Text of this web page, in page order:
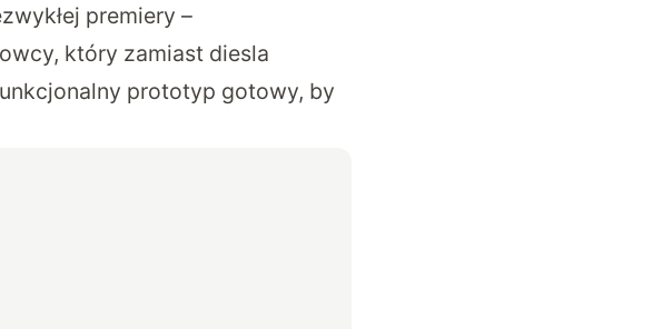
premiery –
który zamiast diesla
prototyp gotowy, by